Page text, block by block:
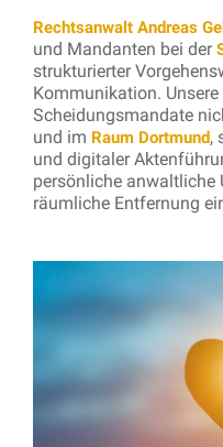
Rechtsanwalt Andreas
und Mandanten bei der
strukturierter
Kommunikation.
Scheidungsmandate
und im Raum Dortmund,
und digitaler
persönliche anwaltliche
räumliche Entfernung